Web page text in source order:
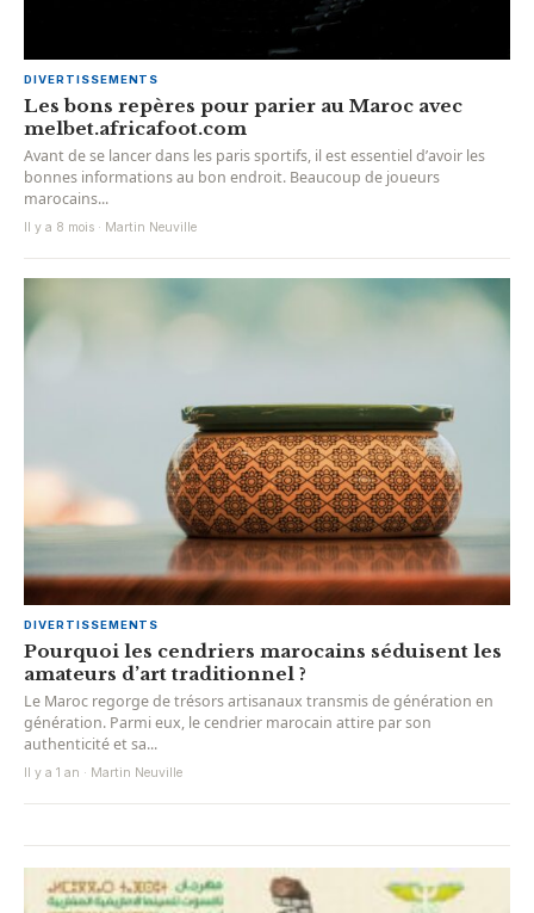
DIVERTISSEMENTS
Les bons repères pour parier au Maroc avec
melbet.africafoot.com
Avant de se lancer dans les paris sportifs, il est essentiel d’avoir les
bonnes informations au bon endroit. Beaucoup de joueurs
marocains...
Il y a 8 mois · Martin Neuville
DIVERTISSEMENTS
Pourquoi les cendriers marocains séduisent les
amateurs d’art traditionnel ?
Le Maroc regorge de trésors artisanaux transmis de génération en
génération. Parmi eux, le cendrier marocain attire par son
authenticité et sa...
Il y a 1 an · Martin Neuville